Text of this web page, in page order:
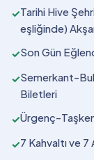
✓Tarihi Hive
eşliğinde)
✓Son Gün
✓Semerkant-
Biletleri
✓Ürgenç-
✓7 Kahvaltı ve